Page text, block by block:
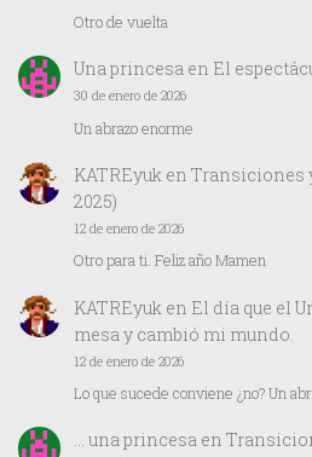
Otro de vuelta
Una princesaen El
30 de enero de 2026
Un abrazo enorme
KATREyuken Transiciones
2025)
12 de enero de 2026
Otro para ti. Feliz año Mamen
KATREyuk en El día que el
mesa y cambió mi mundo.
12 de enero de 2026
Lo que sucede conviene ¿no? Un
… una princesaen